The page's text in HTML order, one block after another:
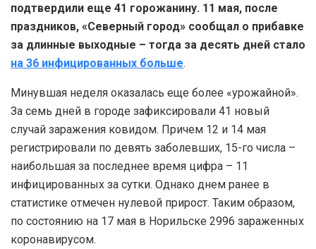
подтвердили еще 41 горожанину. 11 мая, после
праздников, «Северный город» сообщал о прибавке
за длинные выходные – тогда за десять дней стало
на 36 инфицированных больше.
Минувшая неделя оказалась еще более «урожайной».
За семь дней в городе зафиксировали 41 новый
случай заражения ковидом. Причем 12 и 14 мая
регистрировали по девять заболевших, 15-го числа –
наибольшая за последнее время цифра – 11
инфицированных за сутки. Однако днем ранее в
статистике отмечен нулевой прирост. Таким образом,
по состоянию на 17 мая в Норильске 2996 зараженных
коронавирусом.